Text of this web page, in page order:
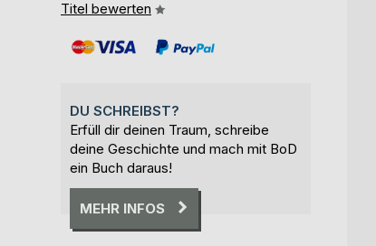
Titel bewerten
DU SCHREIBST?
Erfüll dir deinen Traum, schreibe
deine Geschichte und mach mit BoD
ein Buch daraus!
MEHR INFOS